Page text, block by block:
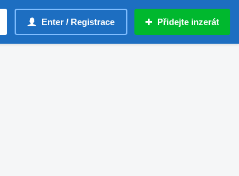
Enter / Registrace Přidejte inzerát